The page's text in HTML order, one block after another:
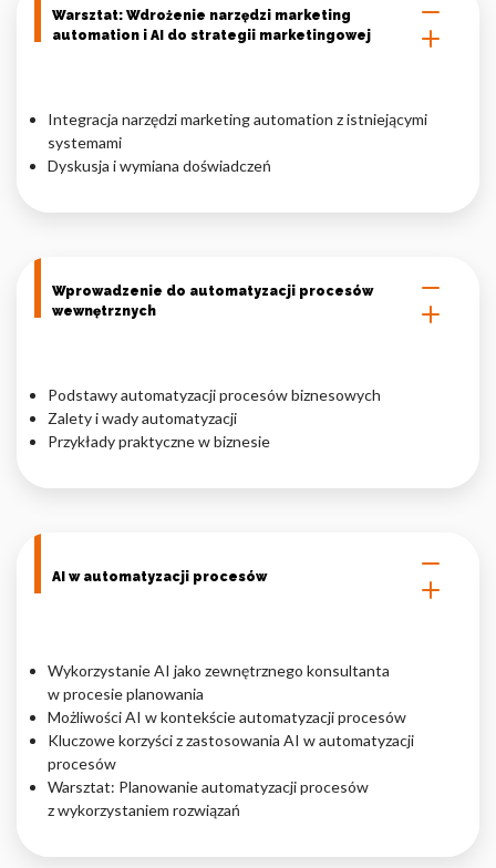
Warsztat: Wdrożenie narzędzi marketing
automation i AI do strategii marketingowej
Integracja narzędzi marketing automation z istniejącymi
systemami
Dyskusja i wymiana doświadczeń
Wprowadzenie do automatyzacji procesów
wewnętrznych
Podstawy automatyzacji procesów biznesowych
Zalety i wady automatyzacji
Przykłady praktyczne w biznesie
AI w automatyzacji procesów
Wykorzystanie AI jako zewnętrznego konsultanta
w procesie planowania
Możliwości AI w kontekście automatyzacji procesów
Kluczowe korzyści z zastosowania AI w automatyzacji
procesów
Warsztat: Planowanie automatyzacji procesów
z wykorzystaniem rozwiązań